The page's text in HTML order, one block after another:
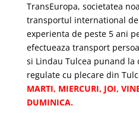
TransEuropa, societatea
transportul international
experienta de peste 5 ani
efectueaza transport
si Lindau Tulcea punand
regulate cu plecare din
MARTI, MIERCURI, JOI,
DUMINICA.